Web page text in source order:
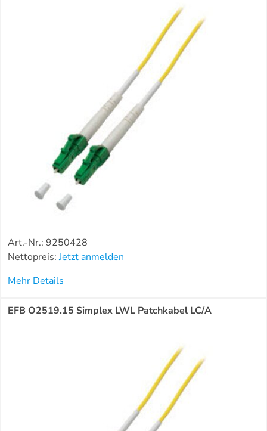
Art.-Nr.: 9250428
Nettopreis:Jetzt anmelden
Mehr Details
EFB O2519.15 Simplex LWL Patchkabel LC/A